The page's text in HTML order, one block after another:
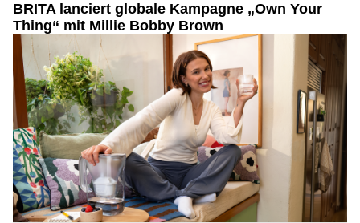
BRITA lanciert globale Kampagne „Own Your
Thing“ mit Millie Bobby Brown